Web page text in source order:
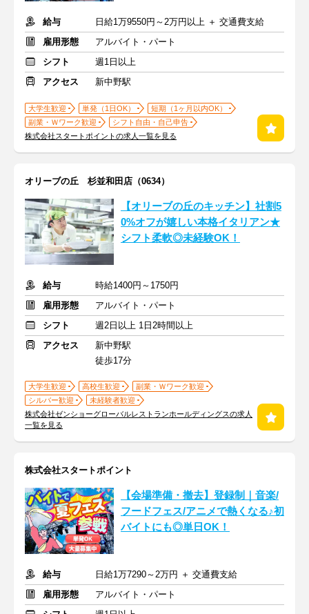
給与
日給1万9550円～2万円以上 ＋ 交通費支給
雇用形態
アルバイト・パート
シフト
週1日以上
アクセス
新中野駅
大学生歓迎 単発（1日OK）
短期（1ヶ月以内OK）
副業・Ｗワーク歓迎
シフト自由・自己申告
株式会社スタートポイントの求人一覧を見る
オリーブの丘 杉並和田店（0634）
【オリーブの丘のキッチン】社割5
0%オフが嬉しい本格イタリアン★
シフト柔軟◎未経験OK！
給与
時給1400円～1750円
雇用形態
アルバイト・パート
シフト
週2日以上 1日2時間以上
アクセス
新中野駅
徒歩17分
大学生歓迎 高校生歓迎
副業・Ｗワーク歓迎
シルバー歓迎
未経験者歓迎
株式会社ゼンショーグローバルレストランホールディングスの求人
一覧を見る
株式会社スタートポイント
【会場準備・撤去】登録制｜音楽/
フードフェス/アニメで熱くなる♪初
バイトにも◎単日OK！
給与
日給1万7290～2万円 ＋ 交通費支給
雇用形態
アルバイト・パート